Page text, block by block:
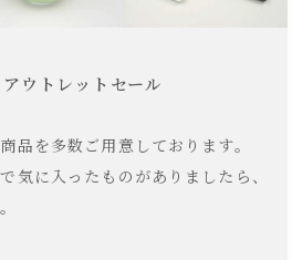
ウトレットセール
品を多数ご用意しております。
気に入ったものがありましたら、